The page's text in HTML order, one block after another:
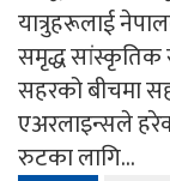
यात्रुहरूलाई
समृद्ध सांस्कृतिक
सहरको बीचमा
एअरलाइन्सले
रुटका लागि...